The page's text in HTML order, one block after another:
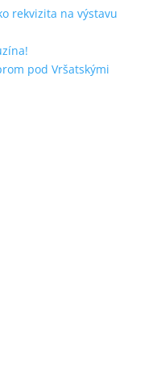
rekvizita na výstavu
pod Vršatskými